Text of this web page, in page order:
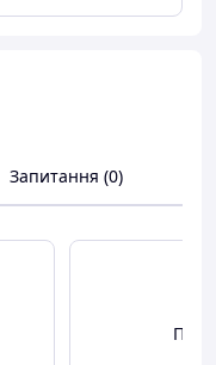
Запитання (0)